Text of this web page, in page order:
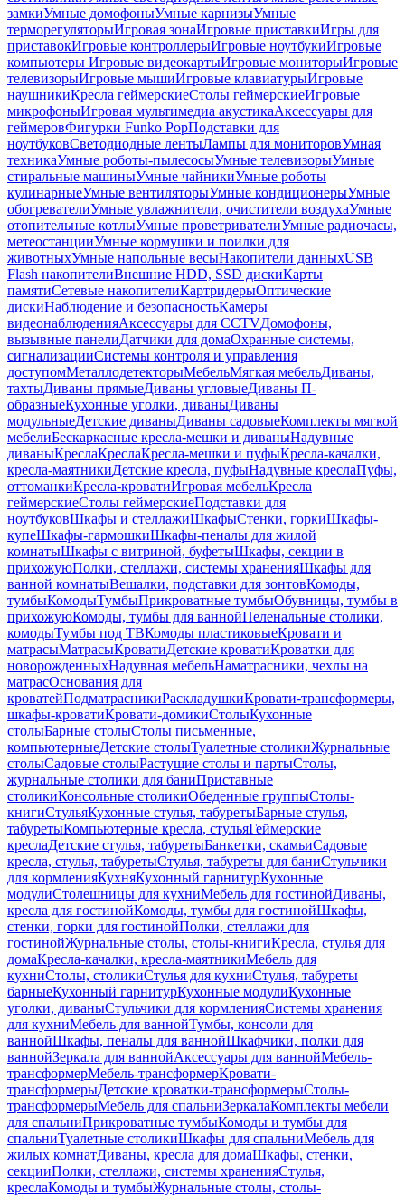
замкиУмные домофоныУмные карнизыУмные
терморегуляторыИгровая зонаИгровые приставкиИгры для
приставокИгровые контроллерыИгровые ноутбукиИгровые
компьютеры Игровые видеокартыИгровые мониторыИгровые
телевизорыИгровые мышиИгровые клавиатурыИгровые
наушникиКресла геймерскиеСтолы геймерскиеИгровые
микрофоныИгровая мультимедиа акустикаАксессуары для
геймеровФигурки Funko PopПодставки для
ноутбуковСветодиодные лентыЛампы для мониторовУмная
техникаУмные роботы-пылесосыУмные телевизорыУмные
стиральные машиныУмные чайникиУмные роботы
кулинарныеУмные вентиляторыУмные кондиционерыУмные
обогревателиУмные увлажнители, очистители воздухаУмные
отопительные котлыУмные проветривателиУмные радиочасы,
метеостанцииУмные кормушки и поилки для
животныхУмные напольные весыНакопители данныхUSB
Flash накопителиВнешние HDD, SSD дискиКарты
памятиСетевые накопителиКартридерыОптические
дискиНаблюдение и безопасностьКамеры
видеонаблюденияАксессуары для CCTVДомофоны,
вызывные панелиДатчики для домаОхранные системы,
сигнализацииСистемы контроля и управления
доступомМеталлодетекторыМебельМягкая мебельДиваны,
тахтыДиваны прямыеДиваны угловыеДиваны П-
образныеКухонные уголки, диваныДиваны
модульныеДетские диваныДиваны садовыеКомплекты мягкой
мебелиБескаркасные кресла-мешки и диваныНадувные
диваныКреслаКреслаКресла-мешки и пуфыКресла-качалки,
кресла-маятникиДетские кресла, пуфыНадувные креслаПуфы,
оттоманкиКресла-кроватиИгровая мебельКресла
геймерскиеСтолы геймерскиеПодставки для
ноутбуковШкафы и стеллажиШкафыСтенки, горкиШкафы-
купеШкафы-гармошкиШкафы-пеналы для жилой
комнатыШкафы с витриной, буфетыШкафы, секции в
прихожуюПолки, стеллажи, системы храненияШкафы для
ванной комнатыВешалки, подставки для зонтовКомоды,
тумбыКомодыТумбыПрикроватные тумбыОбувницы, тумбы в
прихожуюКомоды, тумбы для ваннойПеленальные столики,
комодыТумбы под ТВКомоды пластиковыеКровати и
матрасыМатрасыКроватиДетские кроватиКроватки для
новорожденныхНадувная мебельНаматрасники, чехлы на
матрасОснования для
кроватейПодматрасникиРаскладушкиКровати-трансформеры,
шкафы-кроватиКровати-домикиСтолыКухонные
столыБарные столыСтолы письменные,
компьютерныеДетские столыТуалетные столикиЖурнальные
столыСадовые столыРастущие столы и партыСтолы,
журнальные столики для баниПриставные
столикиКонсольные столикиОбеденные группыСтолы-
книгиСтульяКухонные стулья, табуретыБарные стулья,
табуретыКомпьютерные кресла, стульяГеймерские
креслаДетские стулья, табуретыБанкетки, скамьиСадовые
кресла, стулья, табуретыСтулья, табуреты для баниСтульчики
для кормленияКухняКухонный гарнитурКухонные
модулиСтолешницы для кухниМебель для гостинойДиваны,
кресла для гостинойКомоды, тумбы для гостинойШкафы,
стенки, горки для гостинойПолки, стеллажи для
гостинойЖурнальные столы, столы-книгиКресла, стулья для
домаКресла-качалки, кресла-маятникиМебель для
кухниСтолы, столикиСтулья для кухниСтулья, табуреты
барныеКухонный гарнитурКухонные модулиКухонные
уголки, диваныСтульчики для кормленияСистемы хранения
для кухниМебель для ваннойТумбы, консоли для
ваннойШкафы, пеналы для ваннойШкафчики, полки для
ваннойЗеркала для ваннойАксессуары для ваннойМебель-
трансформерМебель-трансформерКровати-
трансформерыДетские кроватки-трансформерыСтолы-
трансформерыМебель для спальниЗеркалаКомплекты мебели
для спальниПрикроватные тумбыКомоды и тумбы для
спальниТуалетные столикиШкафы для спальниМебель для
жилых комнатДиваны, кресла для домаШкафы, стенки,
секцииПолки, стеллажи, системы храненияСтулья,
креслаКомоды и тумбыЖурнальные столы, столы-